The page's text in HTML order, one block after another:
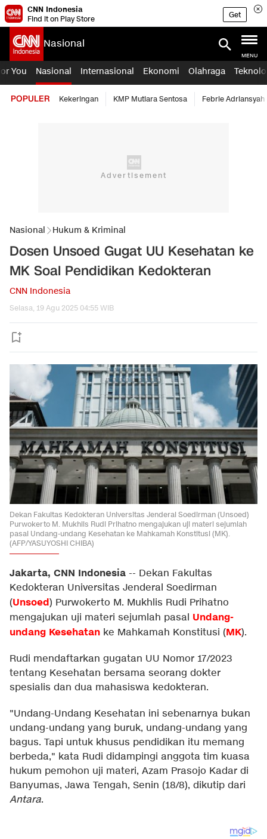
CNN Indonesia
Find it on Play Store
Get
Nasional
MENU
You Nasional Internasional Ekonomi Olahraga
POPULER Kekeringan KMP Mutiara Sentosa Febrie Adriansyah
Nasional Hukum & Kriminal
Dosen Unsoed Gugat UU Kesehatan ke
MK Soal Pendidikan Kedokteran
CNN Indonesia
Selasa, 19 Agu 2025 04:55 WIB
Dekan Fakultas Kedokteran Universitas Jenderal Soedirman (Unsoed)
Purwokerto M. Mukhlis Rudi Prihatno mengajukan uji materi sejumlah
pasal Undang-undang Kesehatan ke Mahkamah Konstitusi (MK).
(AFP/YASUYOSHI CHIBA)
Jakarta, CNN Indonesia -- Dekan Fakultas
Kedokteran Universitas Jenderal Soedirman
(Unsoed) Purwokerto M. Mukhlis Rudi Prihatno
mengajukan uji materi sejumlah pasal Undang-
undang Kesehatan ke Mahkamah Konstitusi (MK).
Rudi mendaftarkan gugatan UU Nomor 17/2023
tentang Kesehatan bersama seorang dokter
spesialis dan dua mahasiswa kedokteran.
"Undang-Undang Kesehatan ini sebenarnya bukan
undang-undang yang buruk, undang-undang yang
bagus. Tapi untuk khusus pendidikan itu memang
berbeda," kata Rudi didampingi anggota tim kuasa
hukum pemohon uji materi, Azam Prasojo Kadar di
Banyumas, Jawa Tengah, Senin (18/8), dikutip dari
Antara.